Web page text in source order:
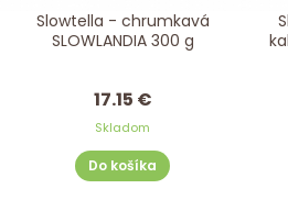
Slowtella - chrumkavá
SLOWLANDIA 300 g
17.15 €
Skladom
Do košíka